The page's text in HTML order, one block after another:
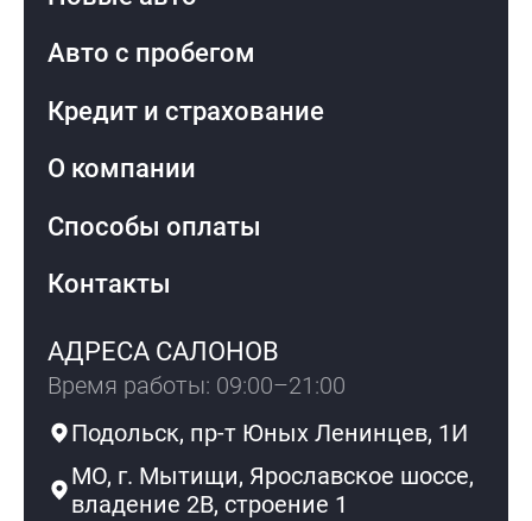
Авто с пробегом
Кредит и страхование
О компании
Способы оплаты
Контакты
АДРЕСА САЛОНОВ
Время работы: 09:00–21:00
Подольск, пр-т Юных Ленинцев, 1И
МО, г. Мытищи, Ярославское шоссе,
владение 2В, строение 1